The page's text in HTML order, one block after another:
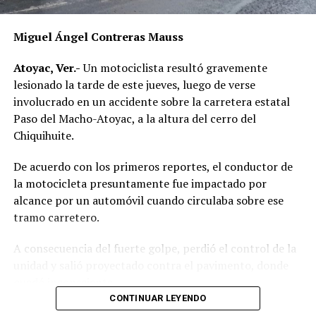
RELATED TOPICS:
Tres lesionados en accidentes de motocicleta en Yanga
ANTES
Volcadura deja a una persona prensada en la vía
Guzmantla–Matlaquiahuitl
Miguel Ángel Contreras Mauss
Atoyac, Ver.-Un motociclista resultó gravemente
lesionado la tarde de este jueves, luego de verse
involucrado en un accidente sobre la carretera estatal
Paso del Macho-Atoyac, a la altura del cerro del
Chiquihuite.
De acuerdo con los primeros reportes, el conductor de
la motocicleta presuntamente fue impactado por
alcance por un automóvil cuando circulaba sobre ese
tramo carretero.
A consecuencia del fuerte golpe, perdió el control de la
Testigos del accidente solicitaron de inmediato el apoyo
CONTINUAR LEYENDO